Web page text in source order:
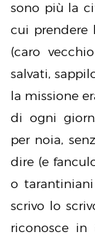
sono più la
cui prendere
(caro
salvati,
la missione
di ogni
per noia,
dire (e
o
scrivo lo
riconosce